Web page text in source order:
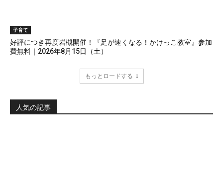
子育て
好評につき再度岩槻開催！『足が速くなる！かけっこ教室』参加
費無料｜2026年8月15日（土）
もっとロードする
人気の記事